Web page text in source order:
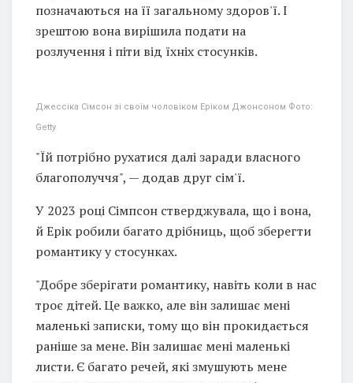
позначаються на її загальному здоров'ї. І
зрештою вона вирішила подати на
розлучення і піти від їхніх стосунків.
Джессіка Сімсон зі своїм чоловіком Еріком Джонсоном Фото:
Getty
"Їй потрібно рухатися далі заради власного
благополуччя", — додав друг сім'ї.
У 2023 році Сімпсон стверджувала, що і вона,
й Ерік робили багато дрібниць, щоб зберегти
романтику у стосунках.
"Добре зберігати романтику, навіть коли в нас
троє дітей. Це важко, але він залишає мені
маленькі записки, тому що він прокидається
раніше за мене. Він залишає мені маленькі
листи. Є багато речей, які змушують мене